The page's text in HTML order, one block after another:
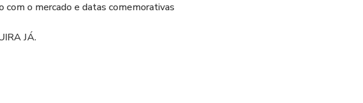
com o mercado e datas comemorativas
JÁ.